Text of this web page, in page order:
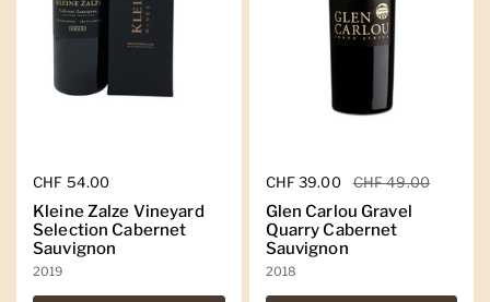
Regulärer Preis
CHF 54.00
Kleine Zalze Vineyard
Selection Cabernet
Sauvignon
2019
Regulärer Preis
CHF 39.00 Sale-Preis
CHF 49.00
Glen Carlou Gravel
Quarry Cabernet
Sauvignon
2018